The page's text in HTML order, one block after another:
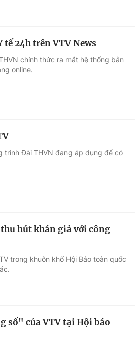
tế 24h trên VTV News
chính thức ra mắt hệ thống bản
online.
trình Đài THVN đang áp dụng để có
hút khán giả với công
trong khuôn khổ Hội Báo toàn quốc
số" của VTV tại Hội báo